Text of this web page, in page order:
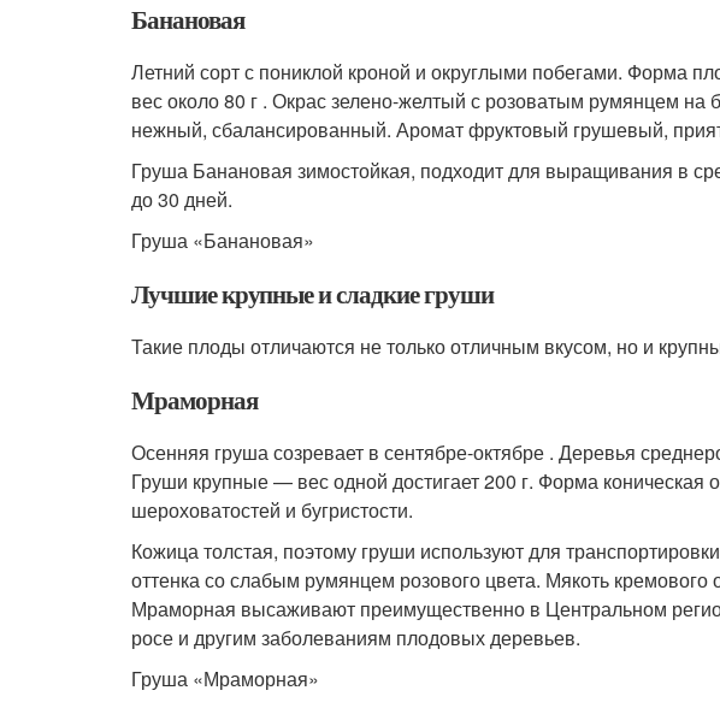
Банановая
Летний сорт с пониклой кроной и округлыми побегами. Форма
вес около 80 г . Окрас зелено-желтый с розоватым румянцем на
нежный, сбалансированный. Аромат фруктовый грушевый,
Груша Банановая зимостойкая, подходит для выращивания в
до 30 дней.
Груша «Банановая»
Лучшие крупные и сладкие груши
Такие плоды отличаются не только отличным вкусом, но и
Мраморная
Осенняя груша созревает в сентябре-октябре . Деревья
Груши крупные — вес одной достигает 200 г. Форма коническая
шероховатостей и бугристости.
Кожица толстая, поэтому груши используют для
оттенка со слабым румянцем розового цвета. Мякоть кремового
Мраморная высаживают преимущественно в Центральном
росе и другим заболеваниям плодовых деревьев.
Груша «Мраморная»